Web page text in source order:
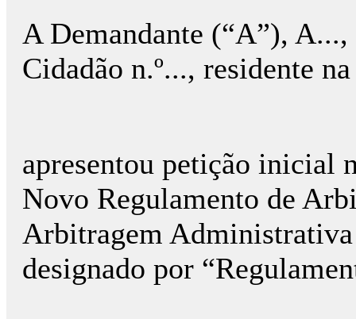
A Demandante (“A”),
Cidadão n.º..., residente
apresentou petição inicial
Novo Regulamento de
Arbitragem
designado por